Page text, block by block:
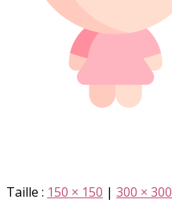
Taille : 150 × 150 | 300 × 300